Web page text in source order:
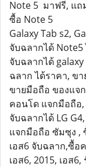
Note 5 มาฟรี, แถ
ซื้อ Note 5
Galaxy Tab s2,
จับฉลากได้ Note5
จับฉลากได้
ฉลาก ได้ราคา, ข
ขายมือถือ ของแจ
คอนโด แจกมือถือ,
จับฉลากได้ LG
แจกมือถือ ซัมซุง ,
เอส6 จับฉลาก,ซื้อ
เอส6, 2015, เอส